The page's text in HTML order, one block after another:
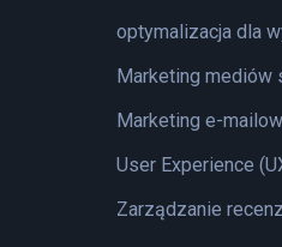
optymalizacja dla
Marketing mediów
Marketing e-
User Experience
Zarządzanie